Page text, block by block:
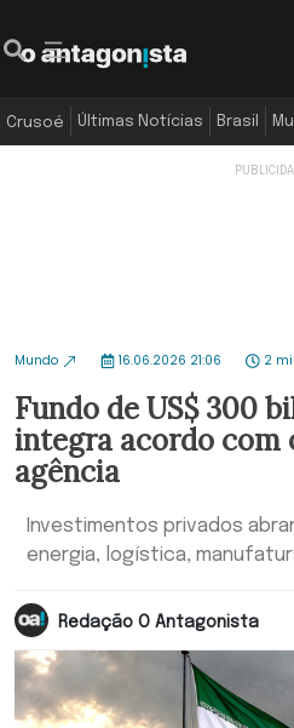
Crusoé Últimas Notícias Brasil
Mundo 16.06.2026 21:06 2
Fundo de US$ 300
integra acordo com
agência
Investimentos privados
energia, logística,
Redação O Antagonista